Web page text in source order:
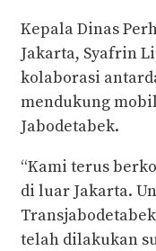
Kepala Dinas
Jakarta, Syafrin
kolaborasi
mendukung
Jabodetabek.
“Kami terus
di luar Jakarta.
telah dilakukan